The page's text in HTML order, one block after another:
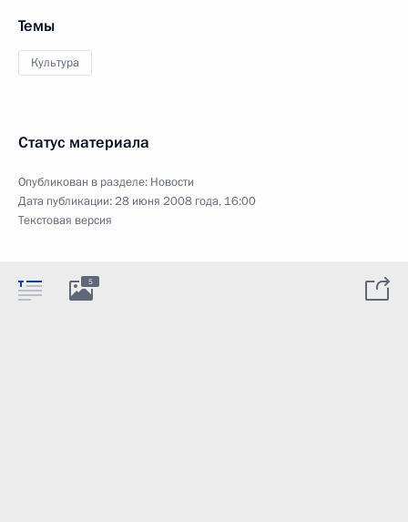
Темы
Культура
Статус материала
Опубликован в разделе: Новости
Дата публикации:28 июня 2008 года, 16:00
Текстовая версия
5